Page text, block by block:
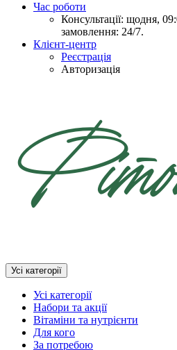
Час роботи
Консультації: щодня,
замовлення: 24/7.
Клієнт-центр
Реєстрація
Авторизація
Усі категорії
Усі категорії
Набори та акції
Вітаміни та нутрієнти
Для кого
За потребою